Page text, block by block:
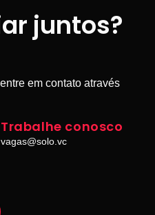
juntos?
em contato através
Trabalhe conosco
vagas@solo.vc